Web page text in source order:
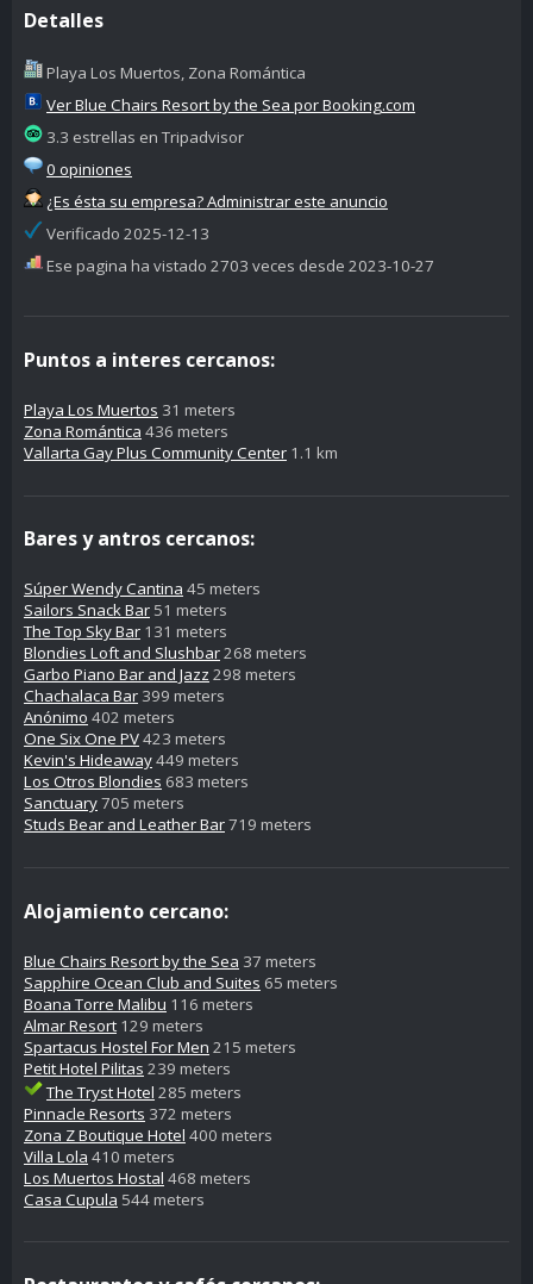
Detalles
Playa Los Muertos, Zona Romántica
Ver Blue Chairs Resort by the Sea por Booking.com
3.3 estrellas en Tripadvisor
0 opiniones
¿Es ésta su empresa? Administrar este anuncio
Verificado 2025-12-13
Ese pagina ha vistado 2703 veces desde 2023-10-27
Puntos a interes cercanos:
Playa Los Muertos 31 meters
Zona Romántica 436 meters
Vallarta Gay Plus Community Center 1.1 km
Bares y antros cercanos:
Súper Wendy Cantina 45 meters
Sailors Snack Bar 51 meters
The Top Sky Bar 131 meters
Blondies Loft and Slushbar268 meters
Garbo Piano Bar and Jazz 298 meters
Chachalaca Bar 399 meters
Anónimo 402 meters
One Six One PV423 meters
Kevin's Hideaway449 meters
Los Otros Blondies 683 meters
Sanctuary705 meters
Studs Bear and Leather Bar719 meters
Alojamiento cercano:
Blue Chairs Resort by the Sea 37 meters
Sapphire Ocean Club and Suites 65 meters
Boana Torre Malibu 116 meters
Almar Resort 129 meters
Spartacus Hostel For Men 215 meters
Petit Hotel Pilitas 239 meters
The Tryst Hotel 285 meters
Pinnacle Resorts 372 meters
Zona Z Boutique Hotel 400 meters
Villa Lola 410 meters
Los Muertos Hostal 468 meters
Casa Cupula 544 meters